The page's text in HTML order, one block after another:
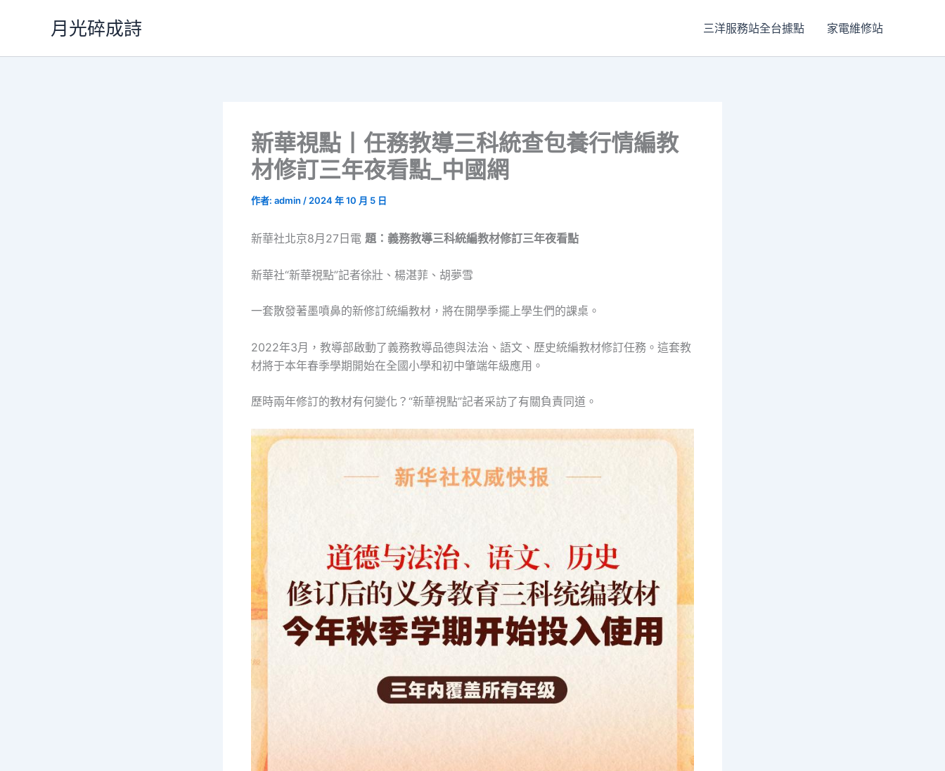
月光碎成詩 三洋服務站全台據點 家電維修站
新華視點丨任務教導三科統查包養行情編教
材修訂三年夜看點_中國網
作者: admin / 2024 年 10 月 5 日
新華社北京8月27日電 題：義務教導三科統編教材修訂三年夜看點
新華社“新華視點”記者徐壯、楊湛菲、胡夢雪
一套散發著墨噴鼻的新修訂統編教材，將在開學季擺上學生們的課桌。
2022年3月，教導部啟動了義務教導品德與法治、語文、歷史統編教材修訂任務。這套教
材將于本年春季學期開始在全國小學和初中肇端年級應用。
歷時兩年修訂的教材有何變化？“新華視點”記者采訪了有關負責同道。